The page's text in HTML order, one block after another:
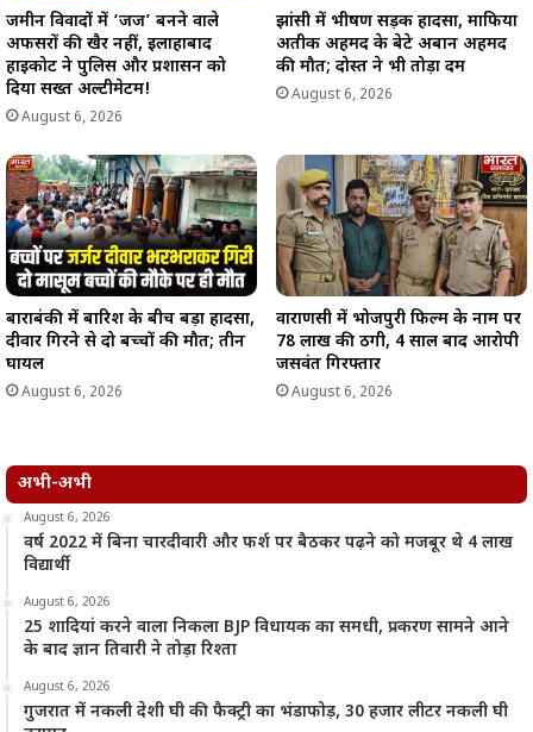
जमीन विवादों में ‘जज’ बनने वाले
अफसरों की खैर नहीं, इलाहाबाद
हाईकोर्ट ने पुलिस और प्रशासन को
दिया सख्त अल्टीमेटम!
August 6, 2026
झांसी में भीषण सड़क हादसा, माफिया
अतीक अहमद के बेटे अबान अहमद
की मौत; दोस्त ने भी तोड़ा दम
August 6, 2026
बाराबंकी में बारिश के बीच बड़ा हादसा,
दीवार गिरने से दो बच्चों की मौत; तीन
घायल
August 6, 2026
वाराणसी में भोजपुरी फिल्म के नाम पर
78 लाख की ठगी, 4 साल बाद आरोपी
जसवंत गिरफ्तार
August 6, 2026
अभी-अभी
August 6, 2026
वर्ष 2022 में बिना चारदीवारी और फर्श पर बैठकर पढ़ने को मजबूर थे 4 लाख
विद्यार्थी
August 6, 2026
25 शादियां करने वाला निकला BJP विधायक का समधी, प्रकरण सामने आने
के बाद ज्ञान तिवारी ने तोड़ा रिश्ता
August 6, 2026
गुजरात में नकली देशी घी की फैक्ट्री का भंडाफोड़, 30 हजार लीटर नकली घी